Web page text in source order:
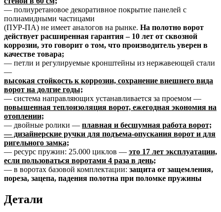
— полиуретановое декоративное покрытие панелей с
полиамидными частицами
(ПУР-ПА) не имеет аналогов на рынке. На полотно ворот
действует расширенная гарантия – 10 лет от сквозной
коррозии, это говорит о том, что производитель уверен в
качестве товара;
— петли и регулируемые кронштейны из нержавеющей стали
—
высокая стойкость к коррозии, сохранение внешнего вида
ворот на долгие годы;
— система направляющих устанавливается за проемом —
повышенная теплоизоляция ворот, ежегодная экономия на
отоплении;
— двойные ролики — плавная и бесшумная работа ворот;
— дизайнерские ручки для подъема-опускания ворот и для
ригельного замка;
— ресурс пружин: 25.000 циклов — это 17 лет эксплуатации,
если пользоваться воротами 4 раза в день;
— в воротах базовой комплектации: защита от защемления,
пореза, зацепа, падения полотна при поломке пружины
Детали